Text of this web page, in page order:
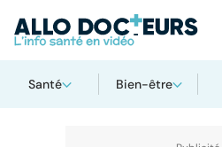
Santé Bien-être